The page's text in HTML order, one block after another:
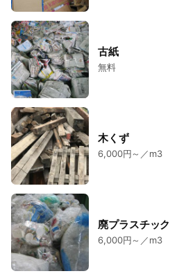
古紙
無料
木くず
6,000円～／m3
廃プラスチック
6,000円～／m3